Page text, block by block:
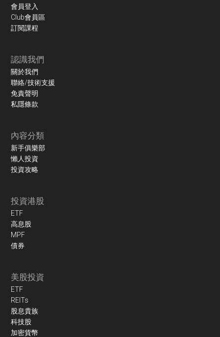
會員登入
Club會員區
訂閱課程
認識我們
關於我們
聯絡/技術支援
免責聲明
私隱條款
內容分類
新手俱樂部
懶人投資
投資攻略
投資港股
ETF
高息股
MPF
債券
美股投資
ETF
REITs
股息貴族
科技股
加密貨幣